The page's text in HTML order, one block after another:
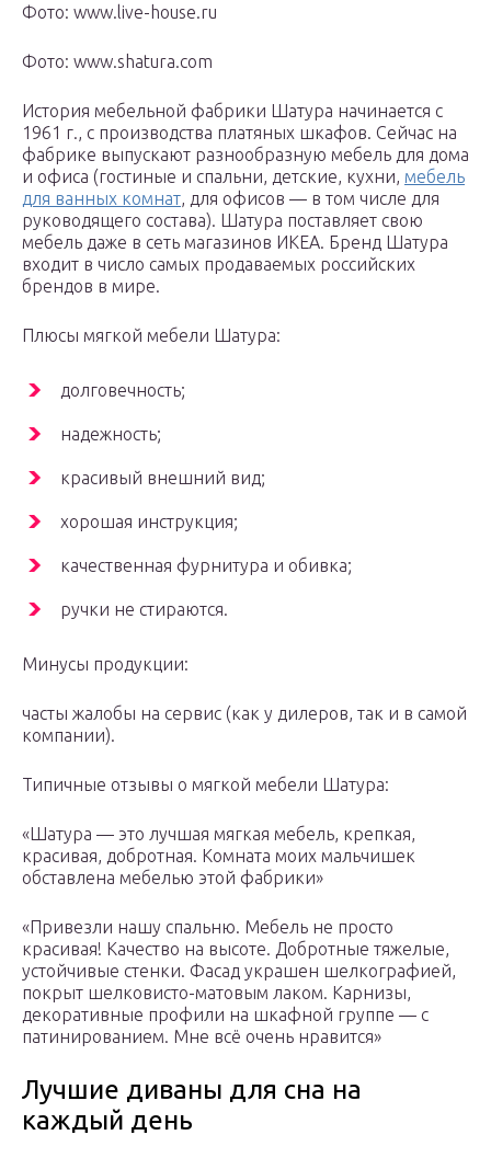
Фото: www.live-house.ru
Фото: www.shatura.com
История мебельной фабрики Шатура начинается с
1961 г., с производства платяных шкафов. Сейчас на
фабрике выпускают разнообразную мебель для дома
и офиса (гостиные и спальни, детские, кухни, мебель
для ванных комнат, для офисов — в том числе для
руководящего состава). Шатура поставляет свою
мебель даже в сеть магазинов ИКЕА. Бренд Шатура
входит в число самых продаваемых российских
брендов в мире.
Плюсы мягкой мебели Шатура:
долговечность;
надежность;
красивый внешний вид;
хорошая инструкция;
качественная фурнитура и обивка;
ручки не стираются.
Минусы продукции:
часты жалобы на сервис (как у дилеров, так и в самой
компании).
Типичные отзывы о мягкой мебели Шатура:
«Шатура — это лучшая мягкая мебель, крепкая,
красивая, добротная. Комната моих мальчишек
обставлена мебелью этой фабрики»
«Привезли нашу спальню. Мебель не просто
красивая! Качество на высоте. Добротные тяжелые,
устойчивые стенки. Фасад украшен шелкографией,
покрыт шелковисто-матовым лаком. Карнизы,
декоративные профили на шкафной группе — с
патинированием. Мне всё очень нравится»
Лучшие диваны для сна на
каждый день